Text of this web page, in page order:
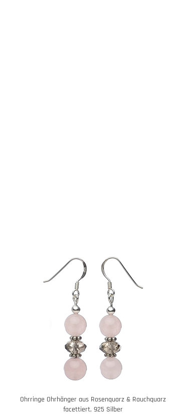
Ohrringe Ohrhänger aus Rosenquarz & Rauchquarz
facettiert, 925 Silber